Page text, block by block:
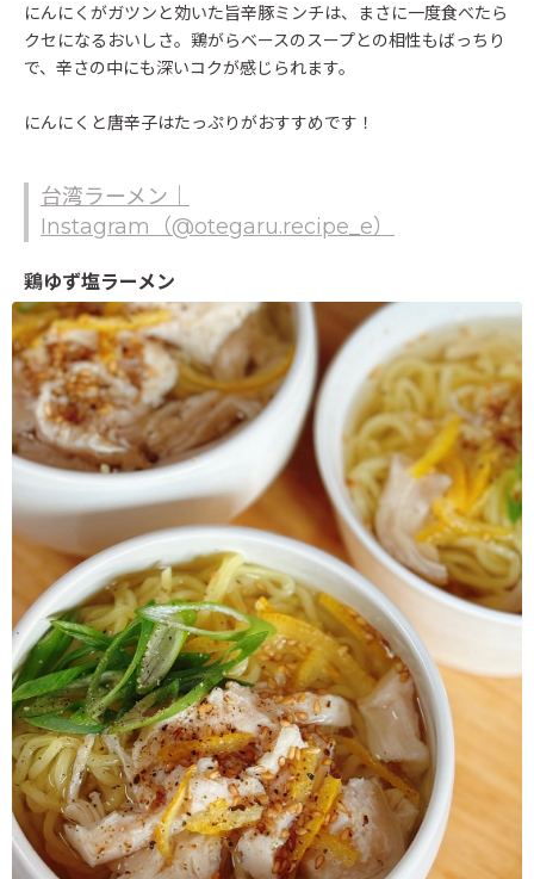
にんにくがガツンと効いた旨辛豚ミンチは、まさに一度食べたら
クセになるおいしさ。鶏がらベースのスープとの相性もばっちり
で、辛さの中にも深いコクが感じられます。
にんにくと唐辛子はたっぷりがおすすめです！
台湾ラーメン｜
Instagram（@otegaru.recipe_e）
鶏ゆず塩ラーメン